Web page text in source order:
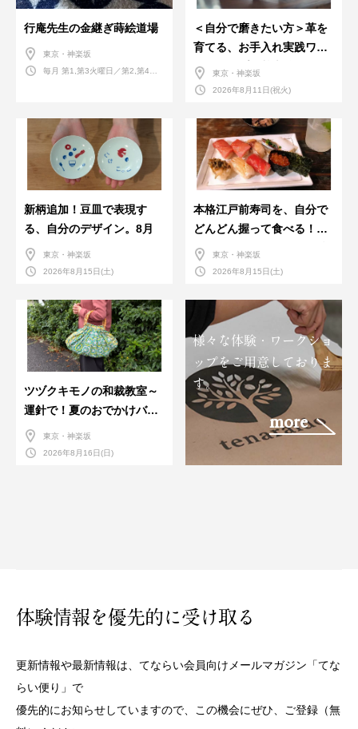
行庵先生の金継ぎ蒔絵道場
東京・神楽坂
毎月 第1,第3火曜日／第2,第4火
＜自分で磨きたい方＞革を
育てる、お手入れ実践ワー
クショップ。基本編！
東京・神楽坂
2026年8月11日(祝火)
新柄追加！豆皿で表現す
る、自分のデザイン。8月
東京・神楽坂
2026年8月15日(土)
本格江戸前寿司を、自分で
どんどん握って食べる！職
人さんに教わる＜握りの練
習会＞８月
東京・神楽坂
2026年8月15日(土)
ツヅクキモノの和裁教室～
運針で！夏のおでかけバン
ダナバッグづくり～
東京・神楽坂
2026年8月16日(日)
様々な体験・ワークショ
ップをご用意しておりま
す。
more
体験情報を優先的に受け取る
更新情報や最新情報は、てならい会員向けメールマガジン「てな
らい便り」で
優先的にお知らせしていますので、この機会にぜひ、ご登録（無